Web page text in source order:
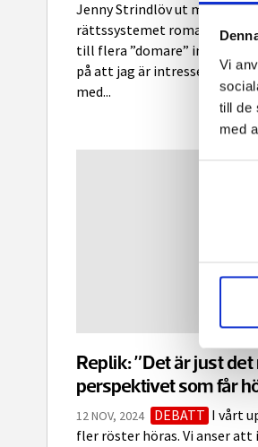
Vi
till de
med
Jenny Strindlöv ut med en
rättssystemet romani kris.
till flera ”domare” inom
på att jag är intresserad på
med...
Replik: ”Det är just
perspektivet som får
12 NOV, 2024 DEBATT I vårt
fler röster höras. Vi anser